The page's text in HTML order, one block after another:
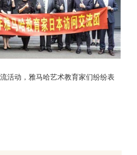
活动，雅马哈艺术教育家们纷纷表